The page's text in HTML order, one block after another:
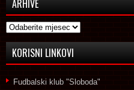
ARHIVE
Arhive
KORISNI LINKOVI
Fudbalski klub "Sloboda"